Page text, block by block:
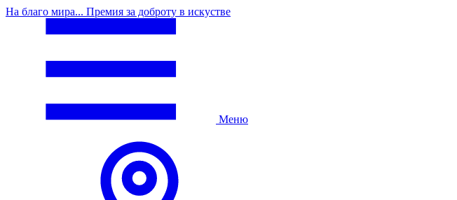
На благо мира... Премия за доброту в искустве
Меню